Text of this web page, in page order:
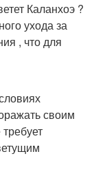
Каланхоэ ?
ухода за
, что для
своим